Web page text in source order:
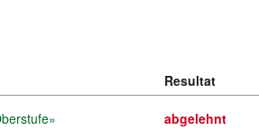
Resultat
abgelehnt